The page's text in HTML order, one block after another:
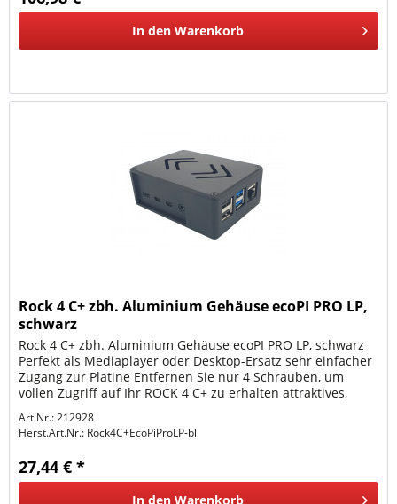
In den Warenkorb
Rock 4 C+ zbh. Aluminium Gehäuse ecoPI PRO LP,
schwarz
Rock 4 C+ zbh. Aluminium Gehäuse ecoPI PRO LP, schwarz
Perfekt als Mediaplayer oder Desktop-Ersatz sehr einfacher
Zugang zur Platine Entfernen Sie nur 4 Schrauben, um
vollen Zugriff auf Ihr ROCK 4 C+ zu erhalten attraktives,
Art.Nr.: 212928
Herst.Art.Nr.: Rock4C+EcoPiProLP-bl
27,44 € *
In den Warenkorb